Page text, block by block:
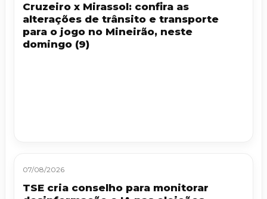
Cruzeiro x Mirassol: confira as
alterações de trânsito e transporte
para o jogo no Mineirão, neste
domingo (9)
07/08/2026
TSE cria conselho para monitorar